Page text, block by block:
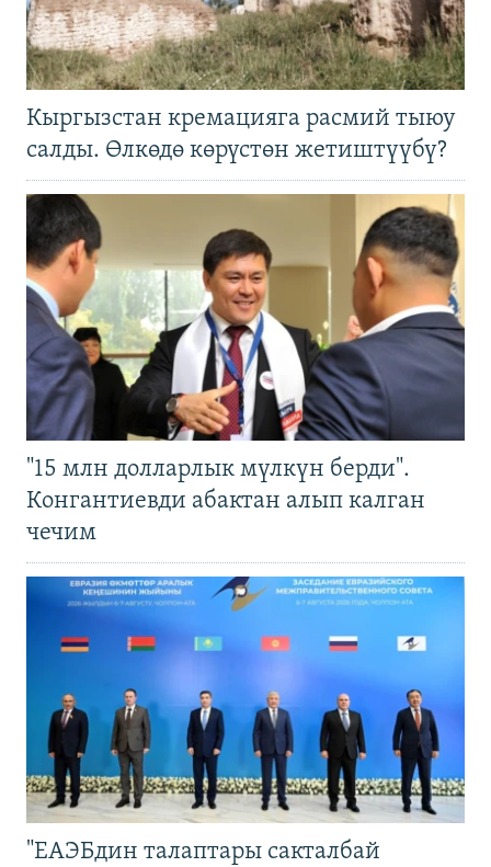
Кыргызстан кремацияга расмий тыюу
салды. Өлкөдө көрүстөн жетиштүүбү?
"15 млн долларлык мүлкүн берди".
Конгантиевди абактан алып калган
чечим
"ЕАЭБдин талаптары сакталбай